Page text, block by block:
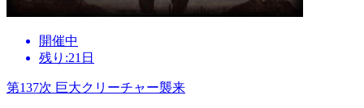
開催中
残り:21日
第137次 巨大クリーチャー襲来